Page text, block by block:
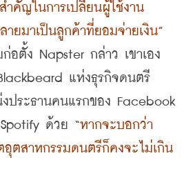
ำคัญในการเปลี่ยนผู้ใช้งาน
ายมาเป็นลูกค้าที่ยอมจ่ายเงิน”
ก่อตั้ง Napster กล่าว เขาเอง
แห่งธุรกิจดนตรี
ประธานคนแรกของ
Spotify ด้วย “หากจะบอกว่า
ตสาหกรรมดนตรีก็คงจะไม่เกิน